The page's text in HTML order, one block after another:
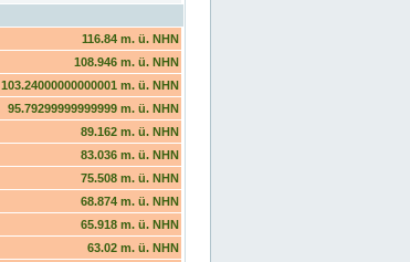
116.84 m. ü. NHN
108.946 m. ü. NHN
103.24000000000001 m. ü. NHN
95.79299999999999 m. ü. NHN
89.162 m. ü. NHN
83.036 m. ü. NHN
75.508 m. ü. NHN
68.874 m. ü. NHN
65.918 m. ü. NHN
63.02 m. ü. NHN